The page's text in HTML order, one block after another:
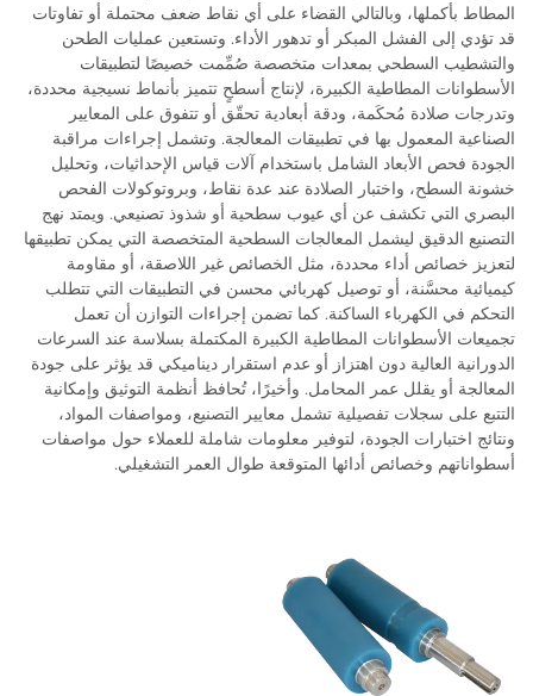
المطاط بأكملها، وبالتالي القضاء على أي نقاط ضعف محتملة أو تفاوتات
قد تؤدي إلى الفشل المبكر أو تدهور الأداء. وتستعين عمليات الطحن
والتشطيب السطحي بمعدات متخصصة صُمِّمت خصيصًا لتطبيقات
الأسطوانات المطاطية الكبيرة، لإنتاج أسطحٍ تتميز بأنماط نسيجية محددة،
وتدرجات صلادة مُحكَمة، ودقة أبعادية تحقّق أو تتفوق على المعايير
الصناعية المعمول بها في تطبيقات المعالجة. وتشمل إجراءات مراقبة
الجودة فحص الأبعاد الشامل باستخدام آلات قياس الإحداثيات، وتحليل
خشونة السطح، واختبار الصلادة عند عدة نقاط، وبروتوكولات الفحص
البصري التي تكشف عن أي عيوب سطحية أو شذوذ تصنيعي. ويمتد نهج
التصنيع الدقيق ليشمل المعالجات السطحية المتخصصة التي يمكن تطبيقها
لتعزيز خصائص أداء محددة، مثل الخصائص غير اللاصقة، أو مقاومة
كيميائية محسَّنة، أو توصيل كهربائي محسن في التطبيقات التي تتطلب
التحكم في الكهرباء الساكنة. كما تضمن إجراءات التوازن أن تعمل
تجميعات الأسطوانات المطاطية الكبيرة المكتملة بسلاسة عند السرعات
الدورانية العالية دون اهتزاز أو عدم استقرار ديناميكي قد يؤثر على جودة
المعالجة أو يقلل عمر المحامل. وأخيرًا، تُحافظ أنظمة التوثيق وإمكانية
التتبع على سجلات تفصيلية تشمل معايير التصنيع، ومواصفات المواد،
ونتائج اختبارات الجودة، لتوفير معلومات شاملة للعملاء حول مواصفات
أسطواناتهم وخصائص أدائها المتوقعة طوال العمر التشغيلي.